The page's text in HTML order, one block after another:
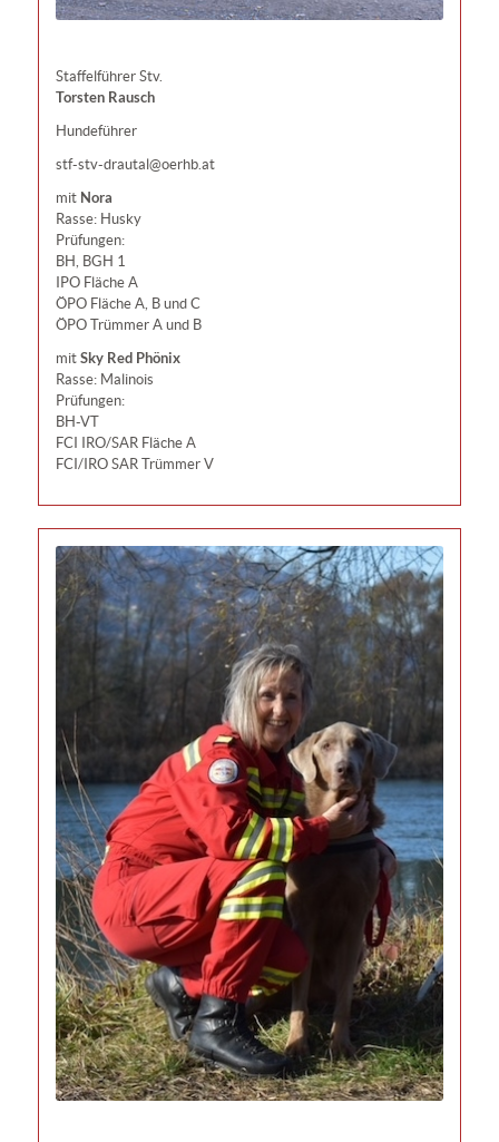
Staffelführer Stv.
Torsten Rausch
Hundeführer
stf-stv-drautal@oerhb.at
mit Nora
Rasse: Husky
Prüfungen:
BH, BGH 1
IPO Fläche A
ÖPO Fläche A, B und C
ÖPO Trümmer A und B
mit Sky Red Phönix
Rasse: Malinois
Prüfungen:
BH-VT
FCI IRO/SAR Fläche A
FCI/IRO SAR Trümmer V